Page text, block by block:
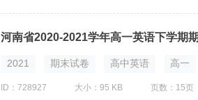
河南省2020-2021学年高一英语下学期
2021 期末试卷 高中英语 高一
ID：728927 大小：95 KB 页数：15页